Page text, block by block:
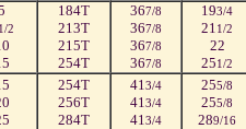
1/2
184T
213T
215T
254T
367/8
367/8
367/8
367/8
193/4
21 1/2
22
251/2
254T
256T
284T
41 3/4
41 3/4
41 3/4
255/8
255/8
289/16